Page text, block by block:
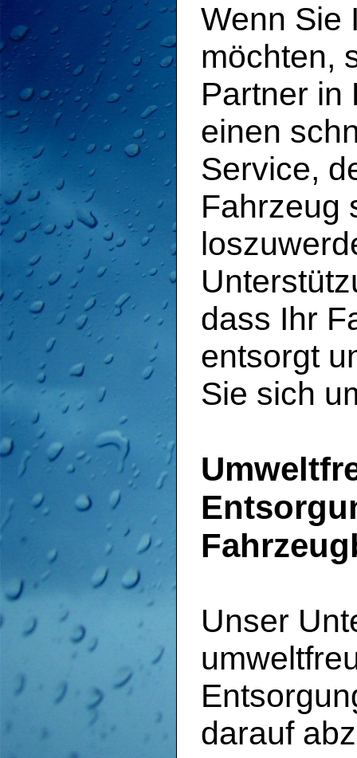
Wenn Sie
möchten,
Partner in
einen
Service,
Fahrzeug
dass Ihr
entsorgt
Sie sich
Unser
darauf